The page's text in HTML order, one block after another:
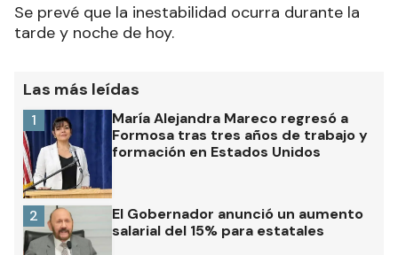
Se prevé que la inestabilidad ocurra durante la
tarde y noche de hoy.
Las más leídas
María Alejandra Mareco regresó a
Formosa tras tres años de trabajo y
formación en Estados Unidos
1
El Gobernador anunció un aumento
salarial del 15% para estatales
2